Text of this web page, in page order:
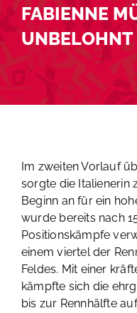
FABIENNE
UNBELOHNT
Im zweiten Vorlauf
sorgte die Italienerin
Beginn an für ein
wurde bereits nach
Positionskämpfe
einem viertel der
Feldes. Mit einer
kämpfte sich die
bis zur Rennhälfte